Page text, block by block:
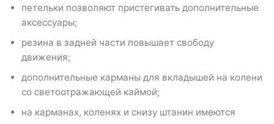
петельки позволяют пристегивать дополнительные
аксессуары;
резина в задней части повышает свободу
движения;
дополнительные карманы для вкладышей на колени
со светоотражающей каймой;
на карманах, коленях и снизу штанин имеются